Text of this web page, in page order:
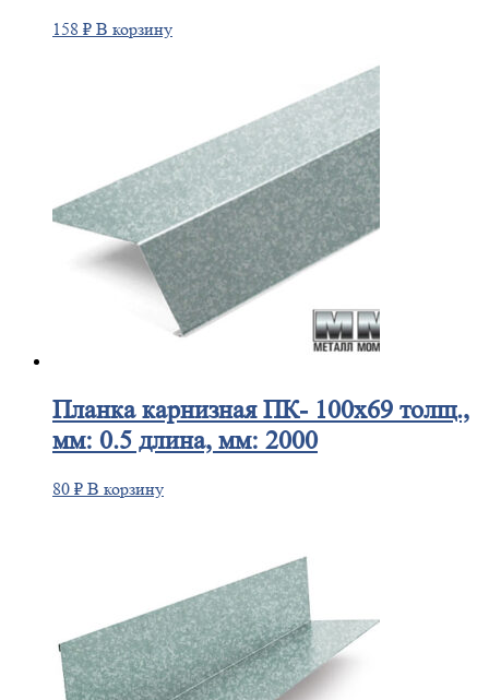
158 ₽ В корзину
Планкакарнизная ПК- 100х69 толщ.,
мм: 0.5 длина, мм: 2000
80 ₽ В корзину